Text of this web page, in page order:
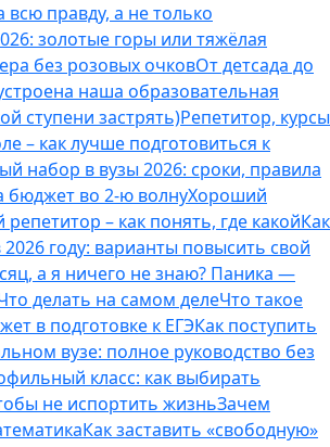
всю правду, а не только
золотые горы или тяжёлая
без розовых очковОт детсада до
наша образовательная
ступени застрять)Репетитор, курсы
– как лучше подготовиться к
набор в вузы 2026: сроки, правила
бюджет во 2‑ю волнуХороший
– как понять, где какойКак
году: варианты повысить свой
а я ничего не знаю? Паника —
делать на самом делеЧто такое
в подготовке к ЕГЭКак поступить
вузе: полное руководство без
класс: как выбирать
не испортить жизньЗачем
Как заставить «свободную»